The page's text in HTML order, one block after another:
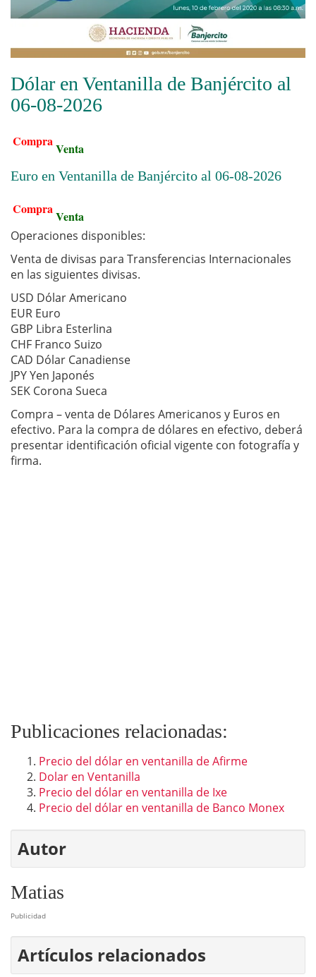
Dólar en Ventanilla de Banjército al
06-08-2026
CompraVenta
Euro en Ventanilla de Banjército al 06-08-2026
CompraVenta
Operaciones disponibles:
Venta de divisas para Transferencias Internacionales
en las siguientes divisas.
USD Dólar Americano
EUR Euro
GBP Libra Esterlina
CHF Franco Suizo
CAD Dólar Canadiense
JPY Yen Japonés
SEK Corona Sueca
Compra – venta de Dólares Americanos y Euros en
efectivo. Para la compra de dólares en efectivo, deberá
presentar identificación oficial vigente con fotografía y
firma.
Publicaciones relacionadas:
Precio del dólar en ventanilla de Afirme
Dolar en Ventanilla
Precio del dólar en ventanilla de Ixe
Precio del dólar en ventanilla de Banco Monex
Autor
Matias
Publicidad
Artículos relacionados